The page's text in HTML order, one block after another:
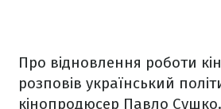
Про відновлення роботи
розповів український
кінопродюсер Павло Сушко.